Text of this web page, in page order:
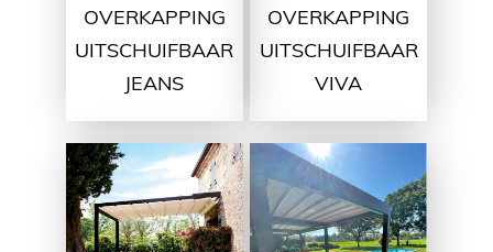
OVERKAPPING
UITSCHUIFBAAR
JEANS
OVERKAPPING
UITSCHUIFBAAR
VIVA